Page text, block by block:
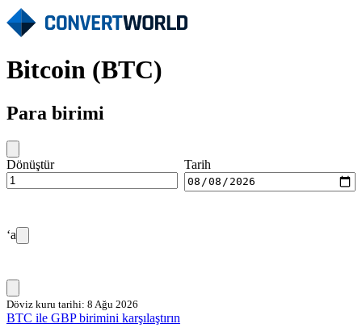
Bitcoin (BTC)
Para birimi
Dönüştür Tarih
‘a
Döviz kuru tarihi: 8 Ağu 2026
BTC ile GBP birimini karşılaştırın